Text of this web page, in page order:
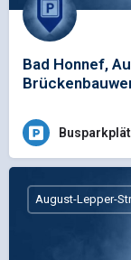
Bad Honnef,
August-Lepper-